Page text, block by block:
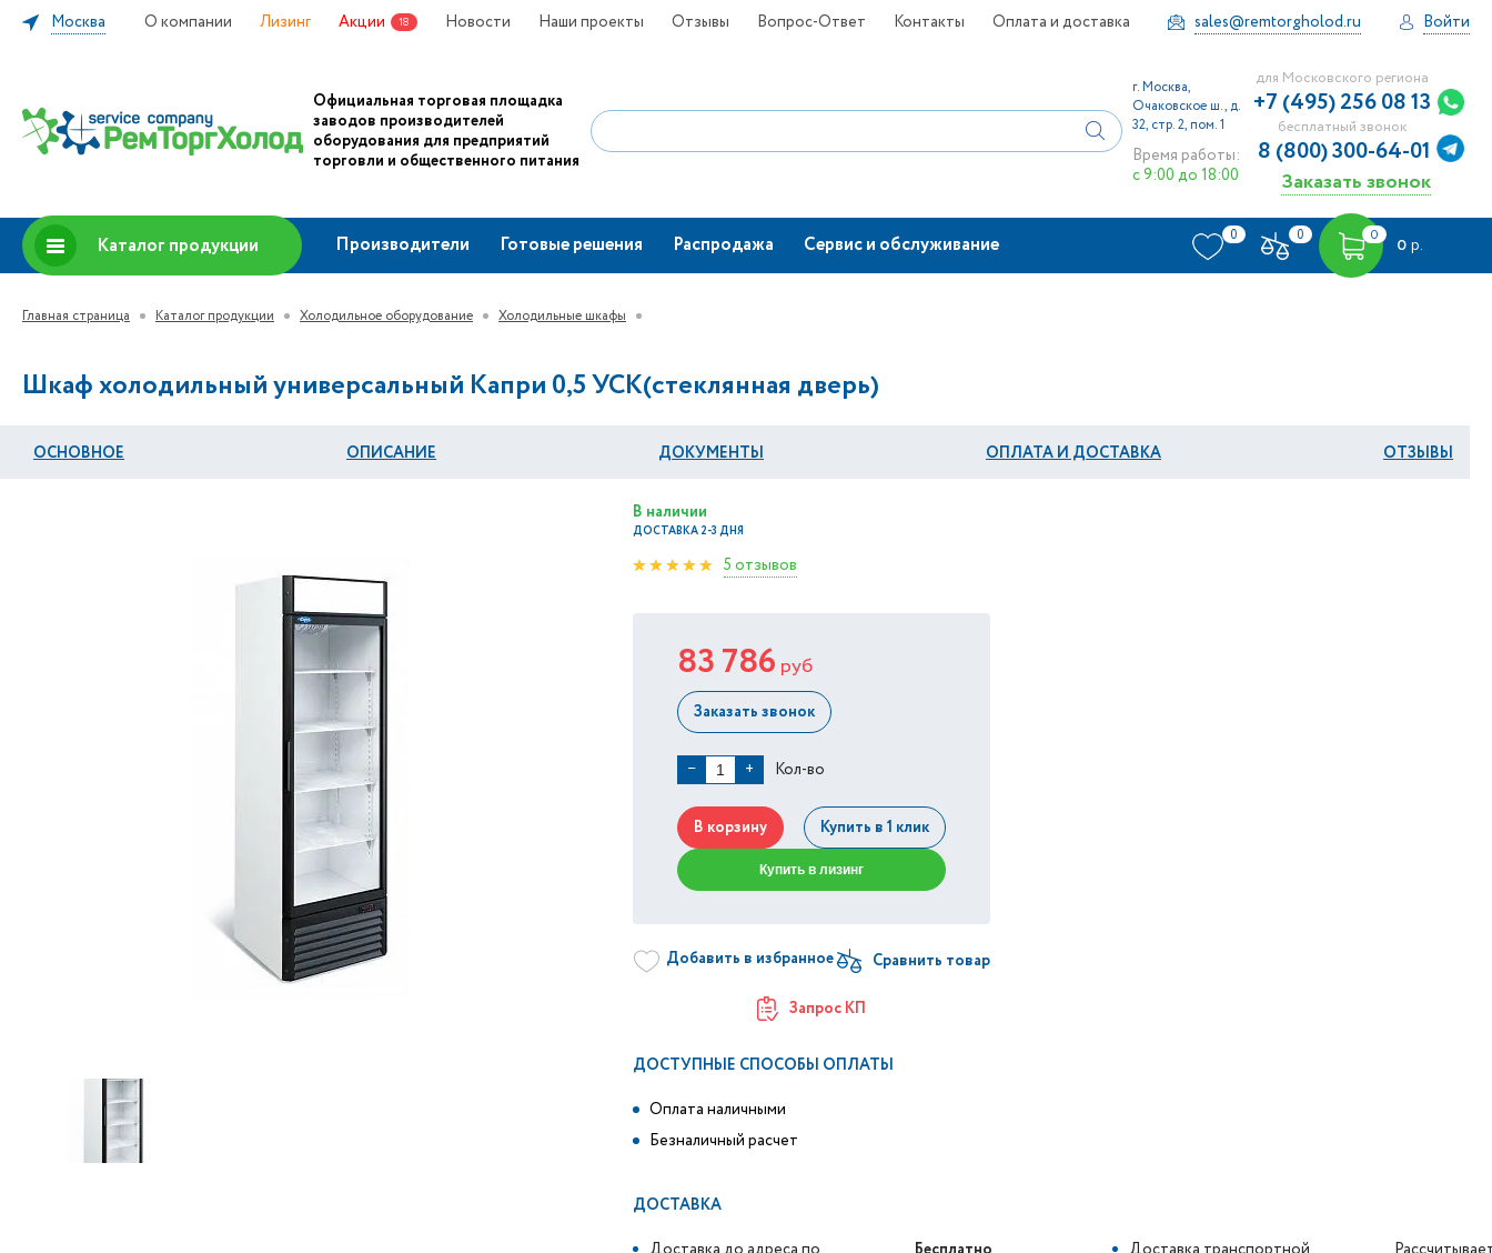
Москва О компании Лизинг Акции 18 Новости Наши проекты Отзывы Вопрос-Ответ Контакты Оплата и доставка sales@remtorgholod.ru Войти
Официальная торговая площадка
заводов производителей
оборудования для предприятий
торговли и общественного питания
г. Москва,
Очаковское ш., д.
32, стр. 2, пом. 1
Время работы:
с 9:00 до 18:00
для Московского региона
+7 (495) 256 08 13
бесплатный звонок
8 (800) 300-64-01
Заказать звонок
Каталог продукции Производители Готовые решения Распродажа Сервис и обслуживание 0 0 0
0 р.
Главная страница Каталог продукции Холодильное оборудование Холодильные шкафы
Шкаф холодильный универсальный Капри 0,5 УСК(стеклянная дверь)
ОСНОВНОЕ ОПИСАНИЕ ДОКУМЕНТЫ ОПЛАТА И ДОСТАВКА ОТЗЫВЫ
В наличии
ДОСТАВКА 2-3 ДНЯ
5 отзывов
83 786 руб
Заказать звонок
− + Кол-во
В корзину Купить в 1 клик
Купить в лизинг
Добавить в избранное
Запрос КП
ДОСТУПНЫЕ СПОСОБЫ ОПЛАТЫ
Оплата наличными
Безналичный расчет
ДОСТАВКА